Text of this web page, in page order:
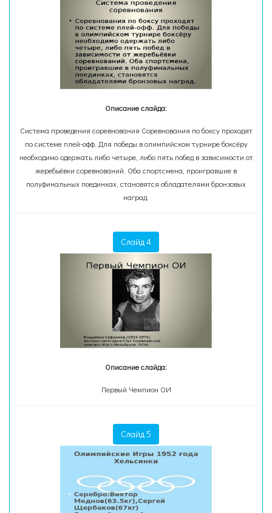
Описание слайда:
Система проведения соревнования Соревнования по боксу проходят
по системе плей-офф. Для победы в олимпийском турнире боксёру
необходимо одержать либо четыре, либо пять побед в зависимости от
жеребьёвки соревнований. Оба спортсмена, проигравшие в
полуфинальных поединках, становятся обладателями бронзовых
наград.
Слайд 4
Описание слайда:
Первый Чемпион ОИ
Слайд 5